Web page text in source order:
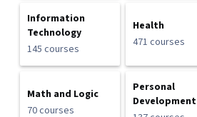
Information
Technology
145 courses
Health
471 courses
Math and Logic
70 courses
Personal
Development